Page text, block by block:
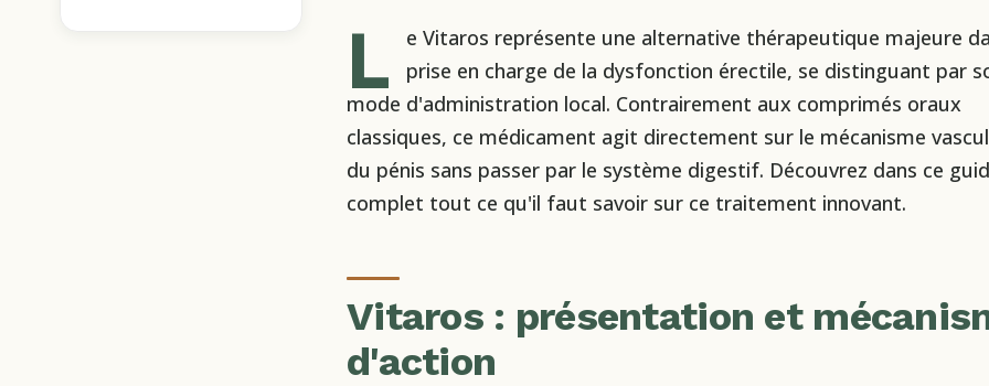
L
e Vitaros représente une alternative thérapeutique majeure
prise en charge de la dysfonction érectile, se distinguant par
mode d'administration local. Contrairement aux comprimés oraux
classiques, ce médicament agit directement sur le mécanisme
du pénis sans passer par le système digestif. Découvrez dans ce
complet tout ce qu'il faut savoir sur ce traitement innovant.
Vitaros : présentation et
d'action